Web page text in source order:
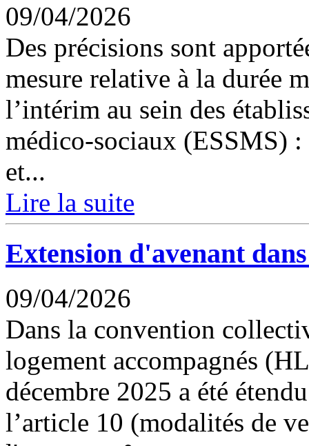
09/04/2026
Des précisions sont
mesure relative à la durée
l’intérim au sein des
médico-sociaux (ESSMS)
et...
Lire la suite
Extension d'avenant
09/04/2026
Dans la convention
logement accompagnés
décembre 2025 a été
l’article 10 (modalités de